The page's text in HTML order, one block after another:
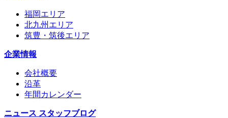
福岡エリア
北九州エリア
筑豊・筑後エリア
企業情報
会社概要
沿革
年間カレンダー
ニュース スタッフブログ